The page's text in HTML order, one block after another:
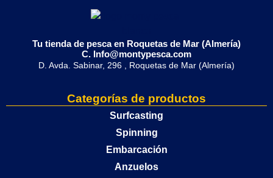
Tu tienda de pesca en Roquetas de Mar (Almería)
C. Info@montypesca.com
D. Avda. Sabinar, 296 , Roquetas de Mar (Almería)
Categorías de productos
Surfcasting
Spinning
Embarcación
Anzuelos